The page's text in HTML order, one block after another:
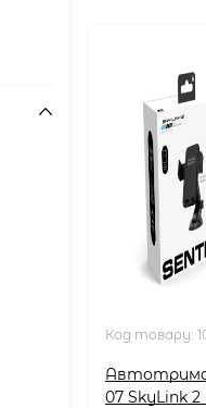
Код товару:
07 SkyLink